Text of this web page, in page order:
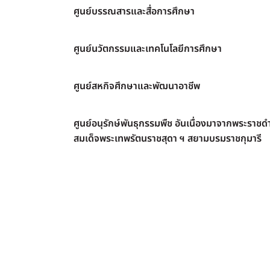
ศูนย์บรรณสารและสื่อการศึกษา
ศูนย์นวัตกรรมและเทคโนโลยีการศึกษา
ศูนย์สหกิจศึกษาและพัฒนาอาชีพ
ศูนย์อนุรักษ์พันธุกรรมพืช อันเนื่องมาจากพระราชด
สมเด็จพระเทพรัตนราชสุดา ฯ สยามบรมราชกุมารี